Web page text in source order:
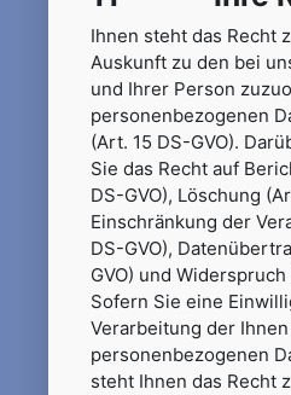
Ihnen steht das Recht
Auskunft zu den bei
und Ihrer Person
personenbezogenen
(Art. 15 DS-GVO).
Sie das Recht auf
DS-GVO), Löschung
Einschränkung der
DS-GVO),
GVO) und Widerspruch
Sofern Sie eine
Verarbeitung der
personenbezogenen
steht Ihnen das Recht